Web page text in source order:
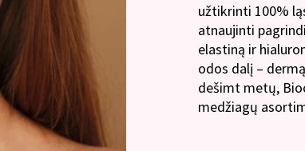
užtikrinti 100%
atnaujinti
elastiną ir
odos dalį –
dešimt metų,
medžiagų